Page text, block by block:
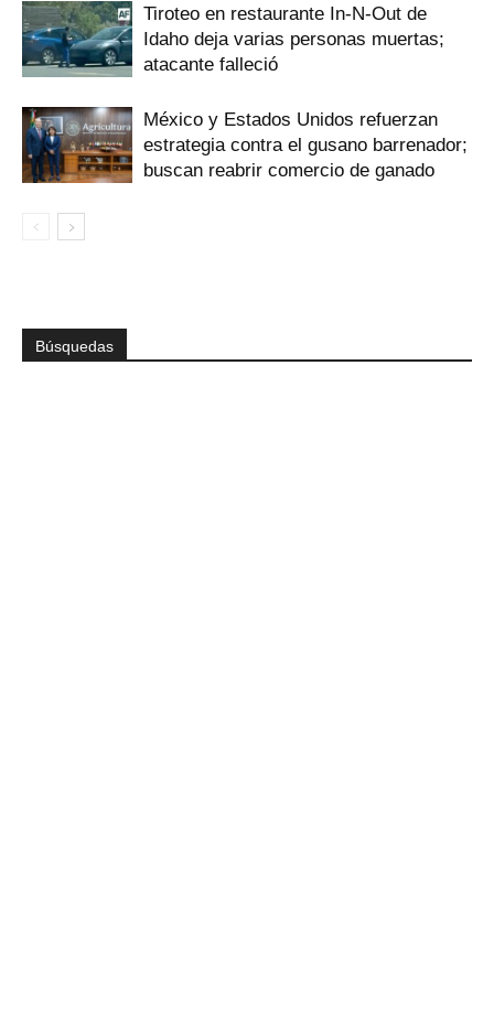
Tiroteo en restaurante In-N-Out de
Idaho deja varias personas muertas;
atacante falleció
México y Estados Unidos refuerzan
estrategia contra el gusano barrenador;
buscan reabrir comercio de ganado
Búsquedas